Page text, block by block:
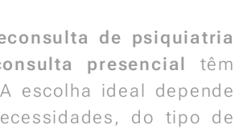
de psiquiatria
presencial
têm
escolha ideal depende
do tipo de